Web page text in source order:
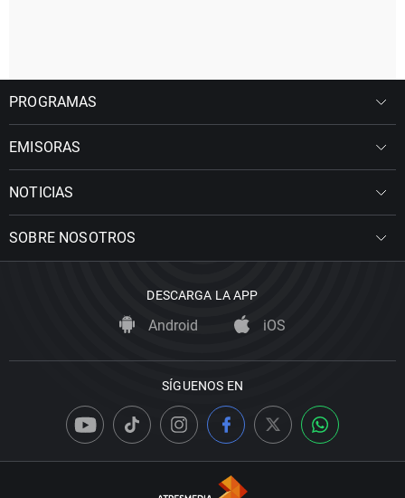
PROGRAMAS
EMISORAS
NOTICIAS
SOBRE NOSOTROS
DESCARGA LA APP
Android iOS
SÍGUENOS EN